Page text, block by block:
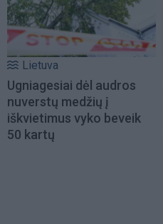
Lietuva
Ugniagesiai dėl audros
nuverstų medžių į
iškvietimus vyko beveik
50 kartų